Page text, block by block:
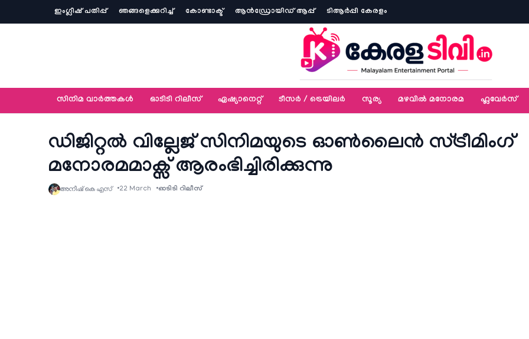
ഇംഗ്ലീഷ് പതിപ്പ് ഞങ്ങളെക്കുറിച്ച്‌ കോണ്ടാക്ട് ആൻഡ്രോയിഡ് ആപ്പ് ടിആര്‍പ്പി കേരളം
സിനിമ വാര്‍ത്തകള്‍ ഓടിടി റിലീസ് ഏഷ്യാനെറ്റ്‌ ടീസര്‍ / ട്രെയിലര്‍ സൂര്യ മഴവിൽ മനോരമ ഫ്ലവേര്‍സ്
ഡിജിറ്റൽ വില്ലേജ് സിനിമയുടെ ഓണ്‍ലൈന്‍ സ്ട്രീമിംഗ്
മനോരമമാക്സ് ആരംഭിച്ചിരിക്കുന്നു
അനീഷ്‌ കെ എസ് 22 March ഓടിടി റിലീസ്